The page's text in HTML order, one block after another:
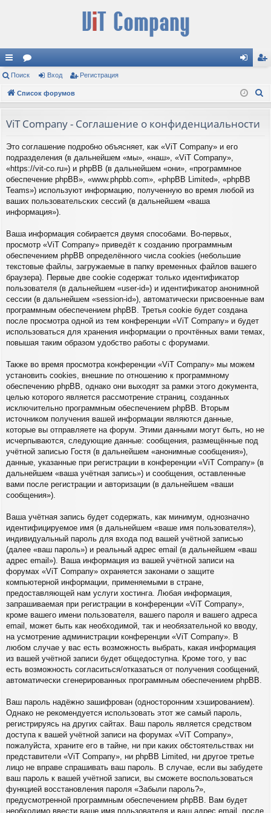
с
ы
и
ор
ум д ис
ац
Поиск Вход Регистрация
Список форумов
ViT Company - Соглашение о конфиденциальности
Это соглашение подробно объясняет, как «ViT Company» и его
подразделения (в дальнейшем «мы», «наш», «ViT Company»,
«https://vit-co.ru») и phpBB (в дальнейшем «они», «программное
обеспечение phpBB», «www.phpbb.com», «phpBB Limited», «phpBB
Teams») используют информацию, полученную во время любой из
ваших пользовательских сессий (в дальнейшем «ваша
информация»).
Ваша информация собирается двумя способами. Во-первых,
просмотр «ViT Company» приведёт к созданию программным
обеспечением phpBB определённого числа cookies (небольшие
текстовые файлы, загружаемые в папку временных файлов вашего
браузера). Первые две cookie содержат только идентификатор
пользователя (в дальнейшем «user-id») и идентификатор анонимной
сессии (в дальнейшем «session-id»), автоматически присвоенные вам
программным обеспечением phpBB. Третья cookie будет создана
после просмотра одной из тем конференции «ViT Company» и будет
использоваться для хранения информации о прочтённых вами темах,
повышая таким образом удобство работы с форумами.
Также во время просмотра конференции «ViT Company» мы можем
установить cookies, внешние по отношению к программному
обеспечению phpBB, однако они выходят за рамки этого документа,
целью которого является рассмотрение страниц, созданных
исключительно программным обеспечением phpBB. Вторым
источником получения вашей информации являются данные,
которые вы отправляете на форум. Этими данными могут быть, но не
исчерпываются, следующие данные: сообщения, размещённые под
учётной записью Гостя (в дальнейшем «анонимные сообщения»),
данные, указанные при регистрации в конференции «ViT Company» (в
дальнейшем «ваша учётная запись») и сообщения, оставленные
вами после регистрации и авторизации (в дальнейшем «ваши
сообщения»).
Ваша учётная запись будет содержать, как минимум, однозначно
идентифицируемое имя (в дальнейшем «ваше имя пользователя»),
индивидуальный пароль для входа под вашей учётной записью
(далее «ваш пароль») и реальный адрес email (в дальнейшем «ваш
адрес email»). Ваша информация из вашей учётной записи на
форумах «ViT Company» охраняется законами о защите
компьютерной информации, применяемыми в стране,
предоставляющей нам услуги хостинга. Любая информация,
запрашиваемая при регистрации в конференции «ViT Company»,
кроме вашего имени пользователя, вашего пароля и вашего адреса
email, может быть как необходимой, так и необязательной ко вводу,
на усмотрение администрации конференции «ViT Company». В
любом случае у вас есть возможность выбрать, какая информация
из вашей учётной записи будет общедоступна. Кроме того, у вас
есть возможность согласиться/отказаться от получения сообщений,
автоматически сгенерированных программным обеспечением phpBB.
Ваш пароль надёжно зашифрован (односторонним хэшированием).
Однако не рекомендуется использовать этот же самый пароль,
регистрируясь на других сайтах. Ваш пароль является средством
доступа к вашей учётной записи на форумах «ViT Company»,
пожалуйста, храните его в тайне, ни при каких обстоятельствах ни
представители «ViT Company», ни phpBB Limited, ни другое третье
лицо не вправе спрашивать ваш пароль. В случае, если вы забудете
ваш пароль к вашей учётной записи, вы сможете воспользоваться
функцией восстановления пароля «Забыли пароль?»,
предусмотренной программным обеспечением phpBB. Вам будет
необходимо ввести ваше имя пользователя и ваш адрес email, после